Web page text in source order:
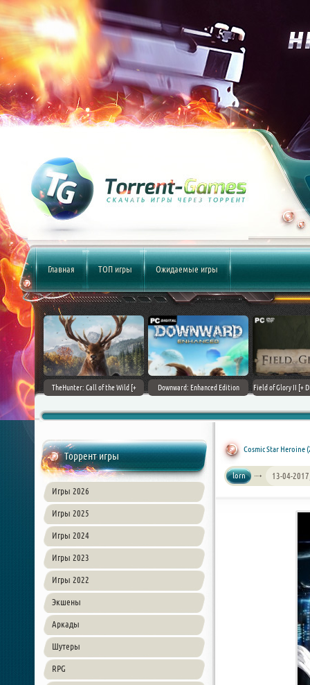
Главная ТОП игры Ожидаемые игры
(2017)
TheHunter: Call of the Wild [+
Downward: Enhanced Edition
Field of Glory II [+
Торрент игры
Игры 2026
Игры 2025
Игры 2024
Игры 2023
Игры 2022
Экшены
Аркады
Шутеры
RPG
Cosmic Star Heroine
lorn 13-04-